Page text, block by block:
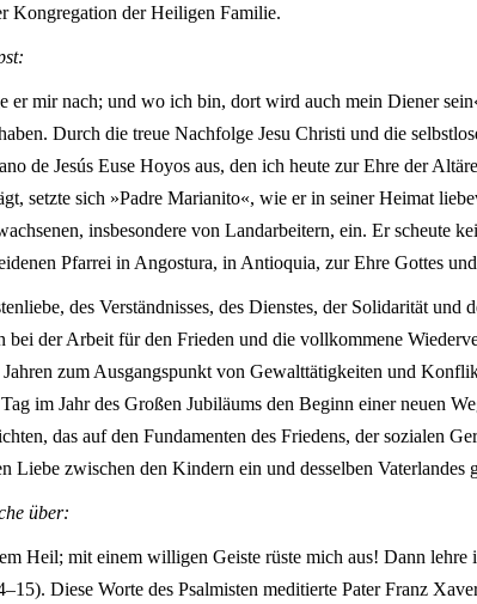
Kongregation der Heiligen Familie.
er mir nach; und wo ich bin, dort wird auch mein Diener
Durch die treue Nachfolge Jesu Christi und die
de Jesús Euse Hoyos aus, den ich heute zur Ehre der
setzte sich »Padre Marianito«, wie er in seiner Heimat
insbesondere von Landarbeitern, ein. Er scheute
Pfarrei in Angostura, in Antioquia, zur Ehre Gottes
des Verständnisses, des Dienstes, der Solidarität
der Arbeit für den Frieden und die vollkommene
zum Ausgangspunkt von Gewalttätigkeiten und
im Jahr des Großen Jubiläums den Beginn einer neuen
das auf den Fundamenten des Friedens, der sozialen
Liebe zwischen den Kindern ein und desselben Vaterlandes
über:
Heil; mit einem willigen Geiste rüste mich aus! Dann lehre
Diese Worte des Psalmisten meditierte Pater Franz